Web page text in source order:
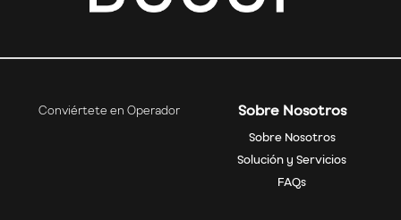
Conviértete en Operador Sobre Nosotros
Sobre Nosotros
Solución y Servicios
FAQs